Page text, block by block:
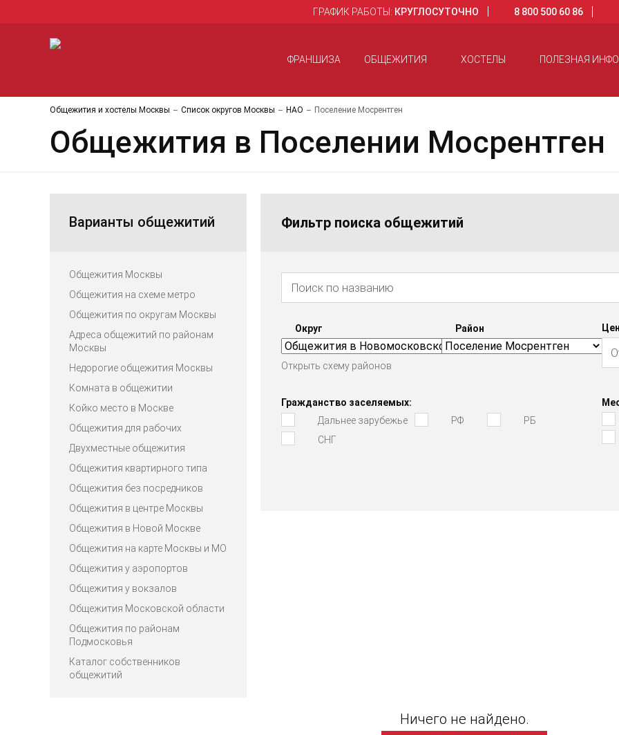
ГРАФИК РАБОТЫ: КРУГЛОСУТОЧНО 8 800 500 60 86
ФРАНШИЗА ОБЩЕЖИТИЯ ХОСТЕЛЫ ПОЛЕЗНАЯ
Общежития и хостелы Москвы Список округов Москвы НАО Поселение Мосрентген
Общежития в Поселении Мосрентген
Варианты общежитий
Общежития Москвы
Общежития на схеме метро
Общежития по округам Москвы
Адреса общежитий по районам
Москвы
Недорогие общежития Москвы
Комната в общежитии
Койко место в Москве
Общежития для рабочих
Двухместные общежития
Общежития квартирного типа
Общежития без посредников
Общежития в центре Москвы
Общежития в Новой Москве
Общежития на карте Москвы и МО
Общежития у аэропортов
Общежития у вокзалов
Общежития Московской области
Общежития по районам
Подмосковья
Каталог собственников
общежитий
Фильтр поиска общежитий
Округ
Открыть схему районов
Район
Гражданство заселяемых:
Дальнее зарубежье
РФ
РБ
СНГ
Ничего не найдено.